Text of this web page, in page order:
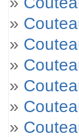
»
»
»
»
»
»